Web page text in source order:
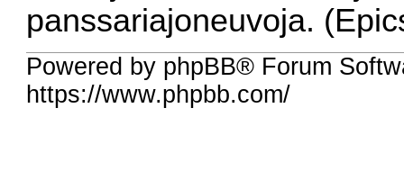
panssariajoneuvoja.
Powered by phpBB® Forum
https://www.phpbb.com/